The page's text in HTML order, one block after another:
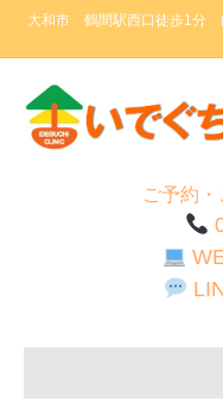
大和市 鶴間駅西口徒歩1
ご予約